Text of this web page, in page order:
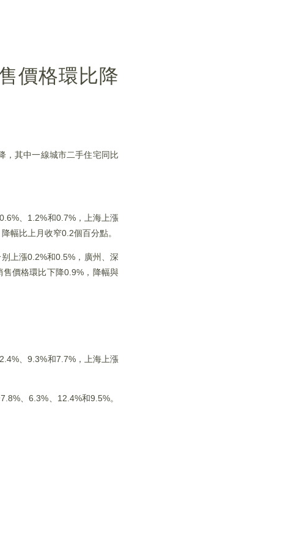
價格環比降
，其中一線城市二手住宅同比
、1.2%和0.7%，上海上漲
幅比上月收窄0.2個百分點。
上漲0.2%和0.5%，廣州、深
價格環比下降0.9%，降幅與
、9.3%和7.7%，上海上漲
、6.3%、12.4%和9.5%。